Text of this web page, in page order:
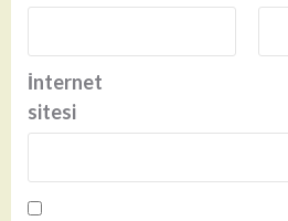
İnternet
sitesi